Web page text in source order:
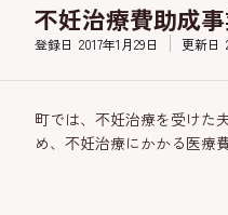
不妊治療費助成
登録日 2017年1月29日 更新日
町では、不妊治療を受けた
め、不妊治療にかかる医療